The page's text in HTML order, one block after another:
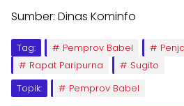
Sumber: Dinas Kominfo
Tag: Pemprov Babel
Rapat Paripurna
Sugito
Topik:
Pemprov Babel